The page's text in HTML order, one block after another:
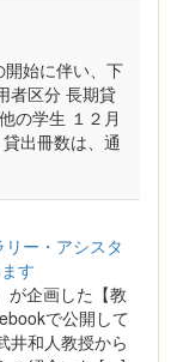
開始に伴い、下
者区分 長期貸
の学生 １２月
出冊数は、通
リー・アシスタ
す
が企画した【教
で公開して
井和人教授から